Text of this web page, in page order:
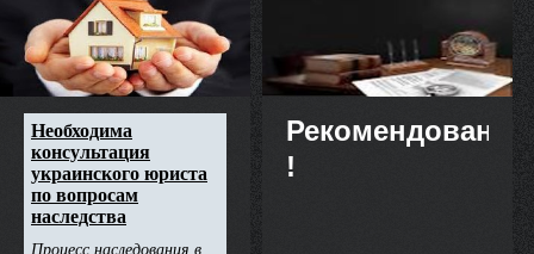
недвижимости
Рекомендовано
!